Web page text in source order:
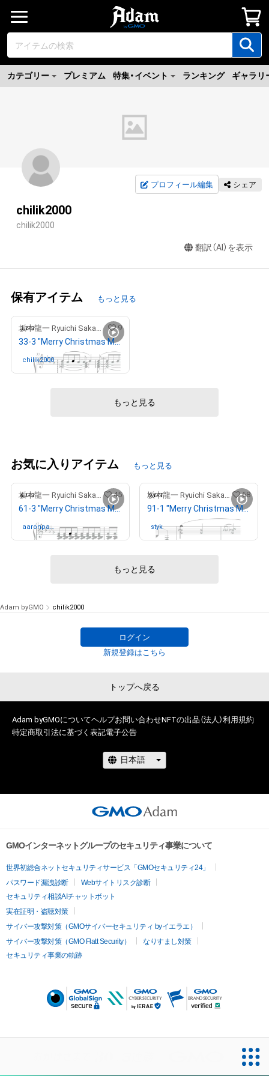
カテゴリー プレミアム 特集・イベント ランキング ギャラリ
プロフィール編集 シェア
chilik2000
chilik2000
翻訳（AI）を表示
保有アイテム もっと見る
坂本龍一 Ryuichi Sakamoto 9
33-3 "Merry Christmas Mr. Lawrence" Ryuichi Sakamoto 坂本 龍一
chilik2000さんが保有中
もっと見る
お気に入りアイテム もっと見る
坂本龍一 Ryuichi Sakamoto 45
61-3 "Merry Christmas Mr. Lawrence" Ryuichi Sakamoto 坂本 龍一
aaronpan さんが保有中
坂本龍一 Ryuichi Sakamoto 68
91-1 "Merry Christmas Mr. Lawrence" Ryuichi Sakamoto 坂本 龍一
stykさんが保有中
もっと見る
Adam byGMO chilik2000
ログイン
新規登録はこちら
トップへ戻る
Adam byGMOについてヘルプお問い合わせNFTの出品（法人）利用規約
特定商取引法に基づく表記電子公告
GMOインターネットグループのセキュリティ事業について
世界初総合ネットセキュリティサービス「GMOセキュリティ24」
パスワード漏洩診断
Webサイトリスク診断
セキュリティ相談AIチャットボット
実在証明・盗聴対策
サイバー攻撃対策（GMOサイバーセキュリティ byイエラエ）
サイバー攻撃対策（GMO Flatt Security）
なりすまし対策
セキュリティ事業の軌跡